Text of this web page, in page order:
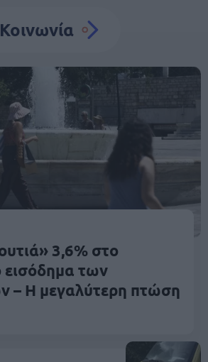
Κοινωνία
3,6% στο
εισόδημα των
– Η μεγαλύτερη πτώση